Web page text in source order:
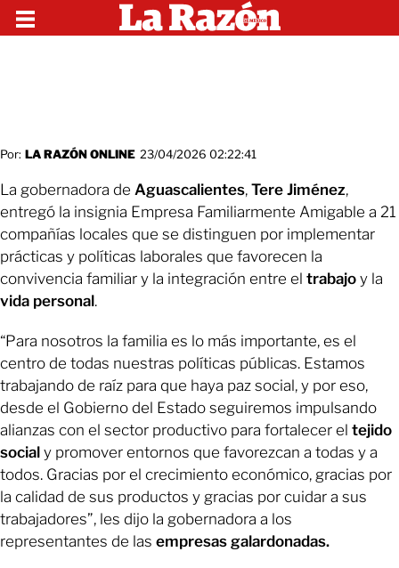
Por: LA RAZÓN ONLINE 23/04/2026 02:22:41
La gobernadora de Aguascalientes, Tere Jiménez,
entregó la insignia Empresa Familiarmente Amigable a 21
compañías locales que se distinguen por implementar
prácticas y políticas laborales que favorecen la
convivencia familiar y la integración entre el trabajo y la
vida personal.
“Para nosotros la familia es lo más importante, es el
centro de todas nuestras políticas públicas. Estamos
trabajando de raíz para que haya paz social, y por eso,
desde el Gobierno del Estado seguiremos impulsando
alianzas con el sector productivo para fortalecer el tejido
social y promover entornos que favorezcan a todas y a
todos. Gracias por el crecimiento económico, gracias por
la calidad de sus productos y gracias por cuidar a sus
trabajadores”, les dijo la gobernadora a los
representantes de las empresas galardonadas.